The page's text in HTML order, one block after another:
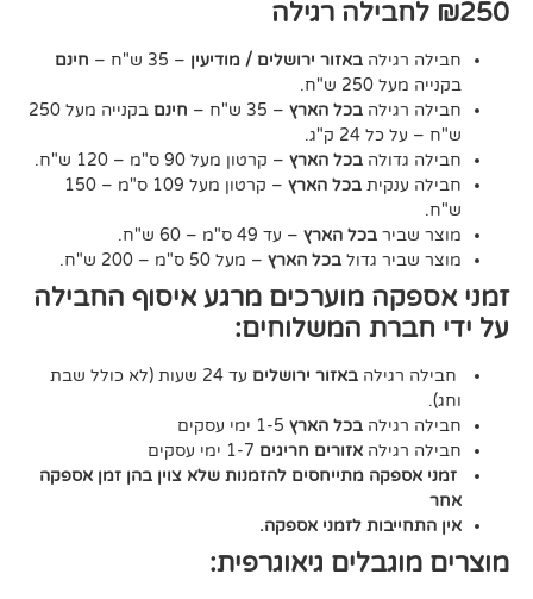
באזור ירושלים / מודיעין– 35 ש"ח –
חינם
בכל הארץ– 35 ש"ח – חינם
בקנייה מעל 250
בכל הארץ – קרטון מעל 90 ס"מ – 120 ש"ח.
בכל הארץ – קרטון מעל 109 ס"מ – 150
בכל הארץ– עד 49 ס"מ – 60 ש"ח.
גדול
בכל הארץ– מעל 50 ס"מ – 200 ש"ח.
מוערכים מרגע איסוף החבילה
המשלוחים:
באזור ירושלים עד 24 שעות (לא כולל שבת
בכל הארץ1-5 ימי עסקים
אזורים חריגים1-7 ימי עסקים
מתייחסים להזמנות שלא צוין בהן זמן אספקה
לזמני אספקה.
גיאוגרפית: